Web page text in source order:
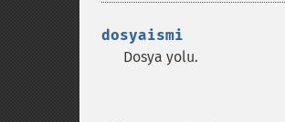
dosyaismi
Dosya yolu.